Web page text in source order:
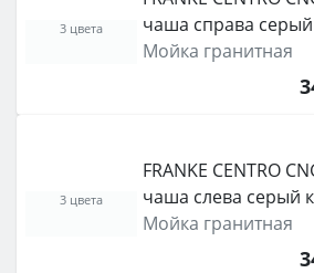
чаша справа
Мойка гранитная
3 цвета
FRANKE CENTRO
чаша слева серый
Мойка гранитная
3 цвета